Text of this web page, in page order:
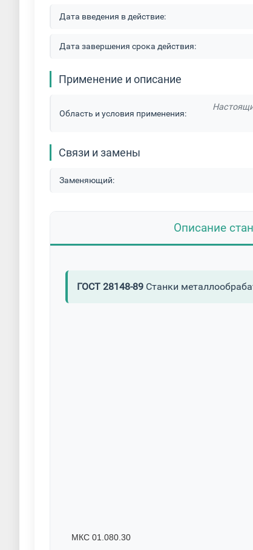
Дата введения в действие:
Дата завершения срока действия:
Применение и описание
Область и условия применения:
Связи и замены
Заменяющий:
Описание
ГОСТ 28148-89 Станки